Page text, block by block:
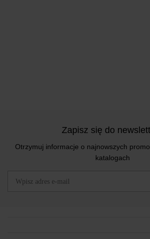
Zapisz się do
Otrzymuj informacje o najnowszych
katalogach